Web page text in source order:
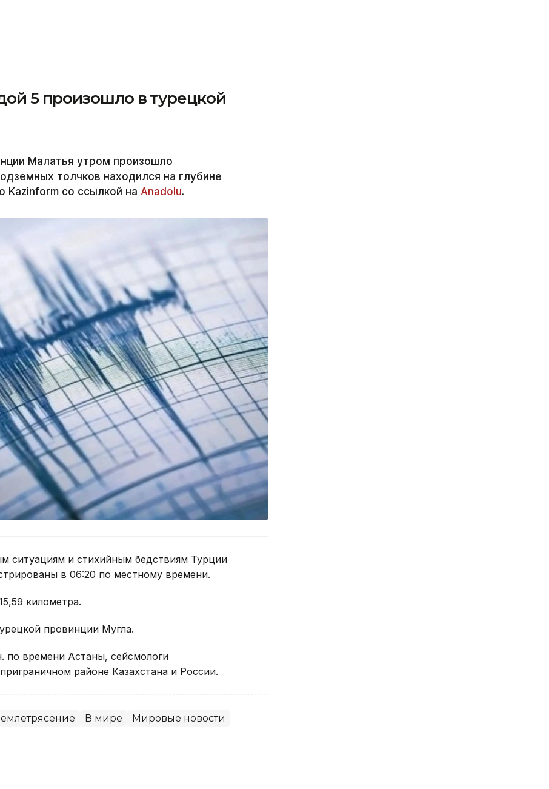
5 произошло в турецкой
Малатья утром произошло
толчков находился на глубине
Kazinform со ссылкой на Anadolu.
ситуациям и стихийным бедствиям Турции
в 06:20 по местному времени.
километра.
провинции Мугла.
по времени Астаны, сейсмологи
районе Казахстана и России.
В мире Мировые новости